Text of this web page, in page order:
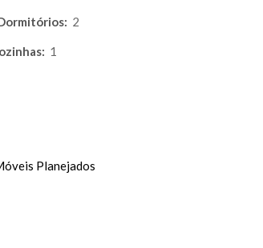
2
1
Planejados